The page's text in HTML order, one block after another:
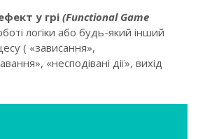
у грі (Functional Game
логіки або будь-який інший
( «зависання»,
«несподівані дії», вихід